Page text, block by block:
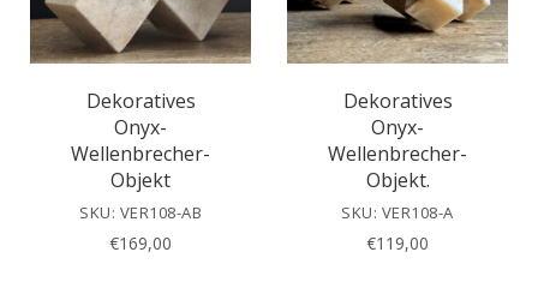
Dekoratives
Onyx-
Wellenbrecher-
Objekt
SKU: VER108-AB
€169,00
Dekoratives
Onyx-
Wellenbrecher-
Objekt.
SKU: VER108-A
€119,00